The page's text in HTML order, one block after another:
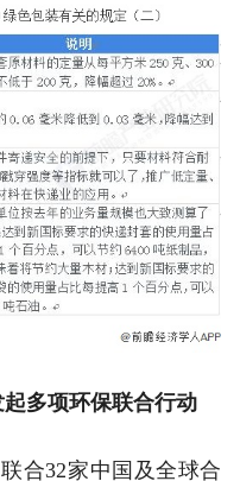
多项环保联合行动
合32家中国及全球合